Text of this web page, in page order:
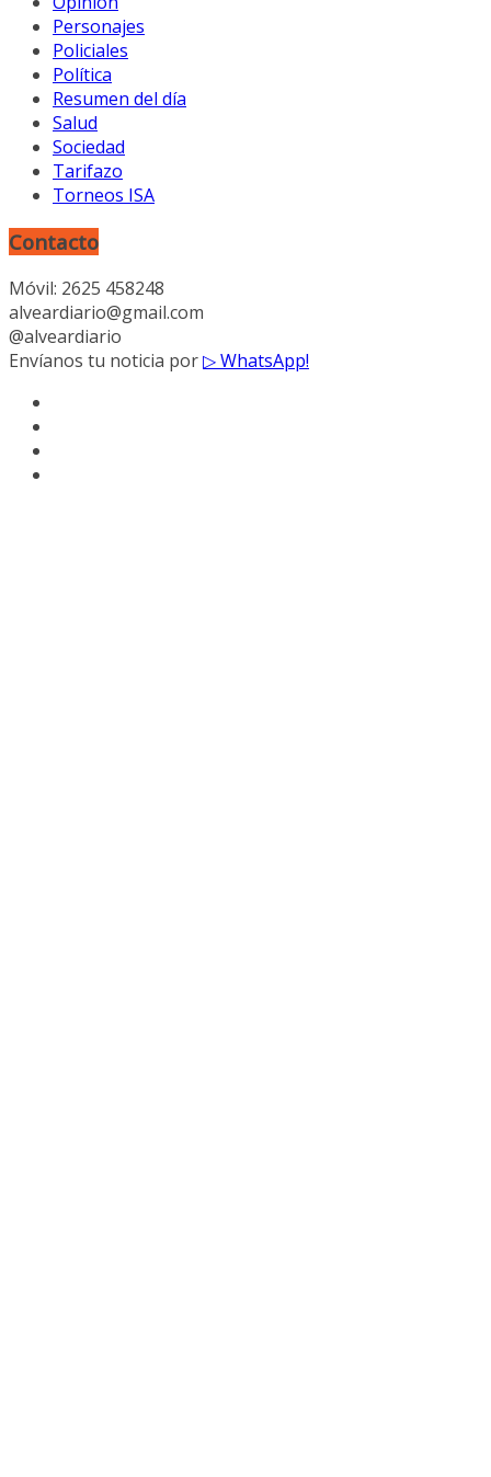
Personajes
Policiales
Política
Resumen del día
Salud
Sociedad
Tarifazo
Torneos ISA
Contacto
Móvil: 2625 458248
alveardiario@gmail.com
@alveardiario
Envíanos tu noticia por▷ WhatsApp!